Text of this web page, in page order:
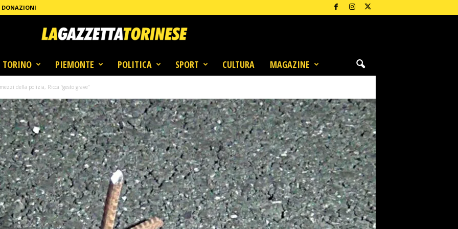
DONAZIONI
TORINO PIEMONTE POLITICA SPORT CULTURA MAGAZINE
della polizia, Ricca “gesto grave”